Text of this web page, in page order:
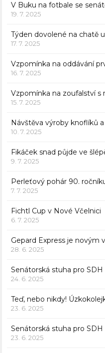
V Buku na fotbale se
19. 7. 2025
Týden dovolené na chatě
17. 7. 2025
Vzpomínka na oddávání
16. 7. 2025
Vzpomínka na zoufalství s
15. 7. 2025
Návštěva výroby knoflíků
10. 7. 2025
Fikáček snad půjde ve
9. 7. 2025
Perleťový pohár 90.
7. 7. 2025
Fichtl Cup v Nové Včelnici
6. 7. 2025
Gepard Express je novým
28. 6. 2025
Senátorská stuha pro
24. 6. 2025
Teď, nebo nikdy!
23. 6. 2025
Senátorská stuha pro
23. 6. 2025